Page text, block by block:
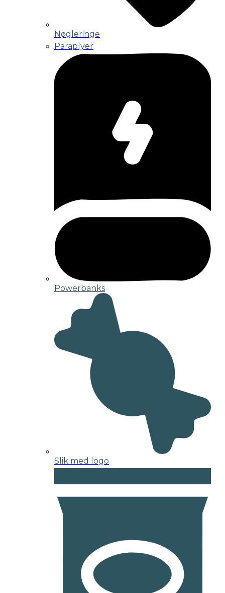
Nøgleringe
Paraplyer
Powerbanks
Slik med logo